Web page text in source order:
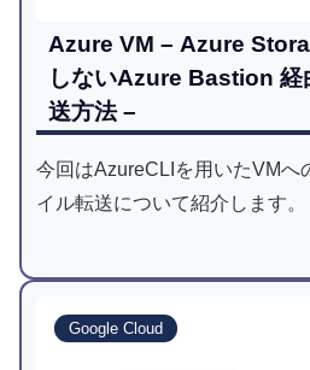
Azure VM – Azure
しないAzure Bastion 経
送方法 –
今回はAzureCLIを用いたVMへ
イル転送について紹介します。
Google Cloud